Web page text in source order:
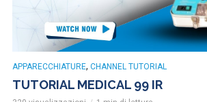
APPARECCHIATURE, CHANNEL TUTORIAL
TUTORIAL MEDICAL 99 IR